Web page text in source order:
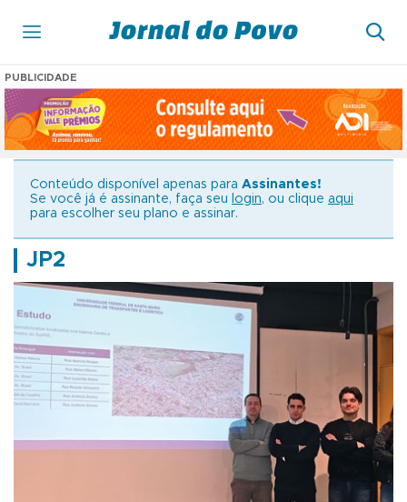
PUBLICIDADE
Conteúdo disponível apenas para Assinantes!
Se você já é assinante, faça seu
login, ou clique aqui
para escolher seu plano e assinar.
JP2